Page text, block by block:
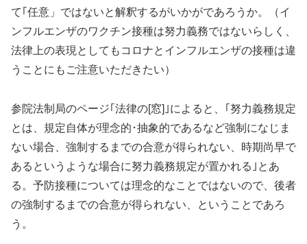
て｢任意」ではないと解釈するがいかがであろうか。（イ
ンフルエンザのワクチン接種は努力義務ではないらしく、
法律上の表現としてもコロナとインフルエンザの接種は違
うことにもご注意いただきたい）
参院法制局のページ｢法律の[窓]｣によると、｢努力義務規定
とは、規定自体が理念的･抽象的であるなど強制になじま
ない場合、強制するまでの合意が得られない、時期尚早で
あるというような場合に努力義務規定が置かれる｣とあ
る。予防接種については理念的なことではないので、後者
の強制するまでの合意が得られない、ということであろ
う。